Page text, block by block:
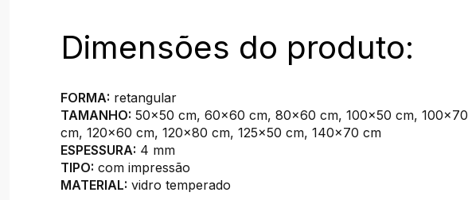
Dimensões do produto:
FORMA: retangular
TAMANHO: 50x50 cm, 60x60 cm, 80x60 cm, 100x50 cm, 100x70
cm, 120x60 cm, 120x80 cm, 125x50 cm, 140x70 cm
ESPESSURA: 4 mm
TIPO: com impressão
MATERIAL: vidro temperado